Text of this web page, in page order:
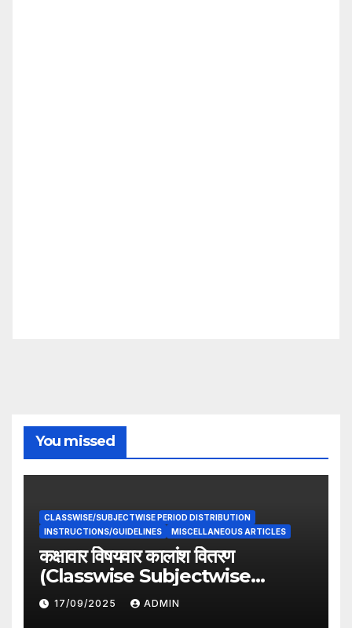
You missed
CLASSWISE/SUBJECTWISE PERIOD DISTRIBUTION
INSTRUCTIONS/GUIDELINES
MISCELLANEOUS ARTICLES
कक्षावार विषयवार कालांश वितरण
(Classwise Subjectwise
period distribution)
17/09/2025 ADMIN